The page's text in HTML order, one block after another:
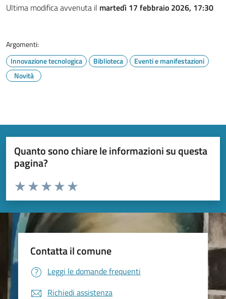
Ultima modifica avvenuta il martedì 17 febbraio 2026, 17:30
Argomenti:
Innovazione tecnologica
Biblioteca
Eventi e manifestazioni
Novità
Quanto sono chiare le informazioni su questa
pagina?
Valuta da 1 a 5 stelle la pagina
Valuta 5 stelle su 5
Valuta 4 stelle su 5
Valuta 3 stelle su 5
Valuta 2 stelle su 5
Valuta 1 stelle su 5
Contatta il comune
Leggi le domande frequenti
Richiedi assistenza